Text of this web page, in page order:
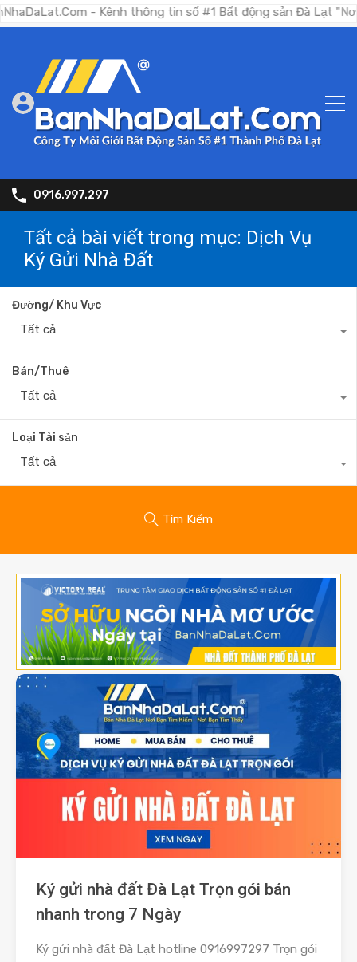
- Kênh thông tin số #1 Bất động sản Đà Lạt "Nơi bạn tìm
0916.997.297
Tất cả bài viết trong mục: Dịch Vụ
Ký Gửi Nhà Đất
Đường/ Khu Vực
Tất cả
Bán/Thuê
Tất cả
Loại Tài sản
Tất cả
Tìm Kiếm
Ký gửi nhà đất Đà Lạt Trọn gói bán
nhanh trong 7 Ngày
Ký gửi nhà đất Đà Lạt hotline 0916997297 Trọn gói